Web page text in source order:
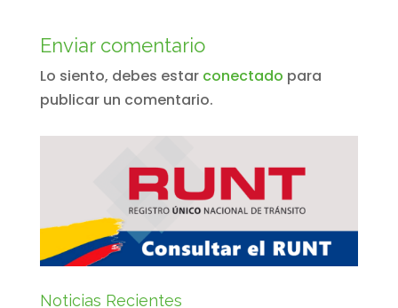
Enviar comentario
Lo siento, debes estar conectado para
publicar un comentario.
Noticias Recientes